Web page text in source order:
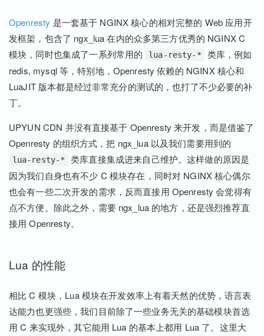
Openresty 是一套基于 NGINX 核心的相对完整的 Web 应用开
发框架，包含了 ngx_lua 在内的众多第三方优秀的 NGINX C
模块，同时也集成了一系列常用的
lua-resty-*
类库，例如
redis, mysql 等，特别地，Openresty 依赖的 NGINX 核心和
LuaJIT 版本都是经过非常充分的测试的，也打了不少必要的补
丁。
UPYUN CDN 并没有直接基于 Openresty 来开发，而是借鉴了
Openresty 的组织方式，把 ngx_lua 以及我们需要用到的
lua-resty-*
类库直接集成进来自己维护。这样做的原因是
因为我们自身也有不少 C 模块存在，同时对 NGINX 核心偶尔
也会有一些二次开发的需求，反而直接用 Openresty 会觉得有
点不方便。除此之外，需要 ngx_lua 的地方，还是强烈推荐直
接用 Openresty。
Lua 的性能
相比 C 模块，Lua 模块在开发效率上有着天然的优势，语言表
达能力也更强些，我们目前除了一些业务无关的基础模块首选
用 C 来实现外，其它能用 Lua 的基本上都用 Lua 了。这里大